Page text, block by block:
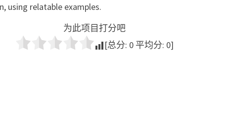
using relatable examples.
为此项目打分吧
[总分: 0 平均分: 0]